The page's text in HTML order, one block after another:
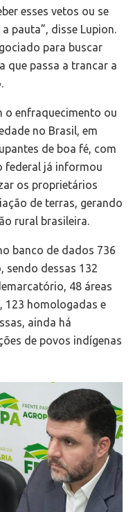
esses vetos ou se
pauta”, disse Lupion.
para buscar
que passa a trancar a
o enfraquecimento ou
no Brasil, em
de boa fé, com
federal já informou
os proprietários
de terras, gerando
rural brasileira.
banco de dados 736
sendo dessas 132
48 áreas
123 homologadas e
ainda há
de povos indígenas